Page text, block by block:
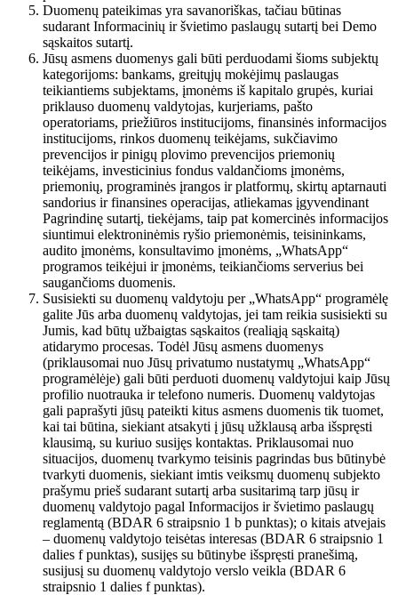
Duomenų pateikimas yra savanoriškas, tačiau būtinas
sudarant Informacinių ir švietimo paslaugų sutartį bei Demo
sąskaitos sutartį.
Jūsų asmens duomenys gali būti perduodami šioms subjektų
kategorijoms: bankams, greitųjų mokėjimų paslaugas
teikiantiems subjektams, įmonėms iš kapitalo grupės, kuriai
priklauso duomenų valdytojas, kurjeriams, pašto
operatoriams, priežiūros institucijoms, finansinės informacijos
institucijoms, rinkos duomenų teikėjams, sukčiavimo
prevencijos ir pinigų plovimo prevencijos priemonių
teikėjams, investicinius fondus valdančioms įmonėms,
priemonių, programinės įrangos ir platformų, skirtų aptarnauti
sandorius ir finansines operacijas, atliekamas įgyvendinant
Pagrindinę sutartį, tiekėjams, taip pat komercinės informacijos
siuntimui elektroninėmis ryšio priemonėmis, teisininkams,
audito įmonėms, konsultavimo įmonėms, „WhatsApp“
programos teikėjui ir įmonėms, teikiančioms serverius bei
saugančioms duomenis.
Susisiekti su duomenų valdytoju per „WhatsApp“ programėlę
galite Jūs arba duomenų valdytojas, jei tam reikia susisiekti su
Jumis, kad būtų užbaigtas sąskaitos (realiąją sąskaitą)
atidarymo procesas. Todėl Jūsų asmens duomenys
(priklausomai nuo Jūsų privatumo nustatymų „WhatsApp“
programėlėje) gali būti perduoti duomenų valdytojui kaip Jūsų
profilio nuotrauka ir telefono numeris. Duomenų valdytojas
gali paprašyti jūsų pateikti kitus asmens duomenis tik tuomet,
kai tai būtina, siekiant atsakyti į jūsų užklausą arba išspręsti
klausimą, su kuriuo susijęs kontaktas. Priklausomai nuo
situacijos, duomenų tvarkymo teisinis pagrindas bus būtinybė
tvarkyti duomenis, siekiant imtis veiksmų duomenų subjekto
prašymu prieš sudarant sutartį arba susitarimą tarp jūsų ir
duomenų valdytojo pagal Informacijos ir švietimo paslaugų
reglamentą (BDAR 6 straipsnio 1 b punktas); o kitais atvejais
– duomenų valdytojo teisėtas interesas (BDAR 6 straipsnio 1
dalies f punktas), susijęs su būtinybe išspręsti pranešimą,
susijusį su duomenų valdytojo verslo veikla (BDAR 6
straipsnio 1 dalies f punktas).